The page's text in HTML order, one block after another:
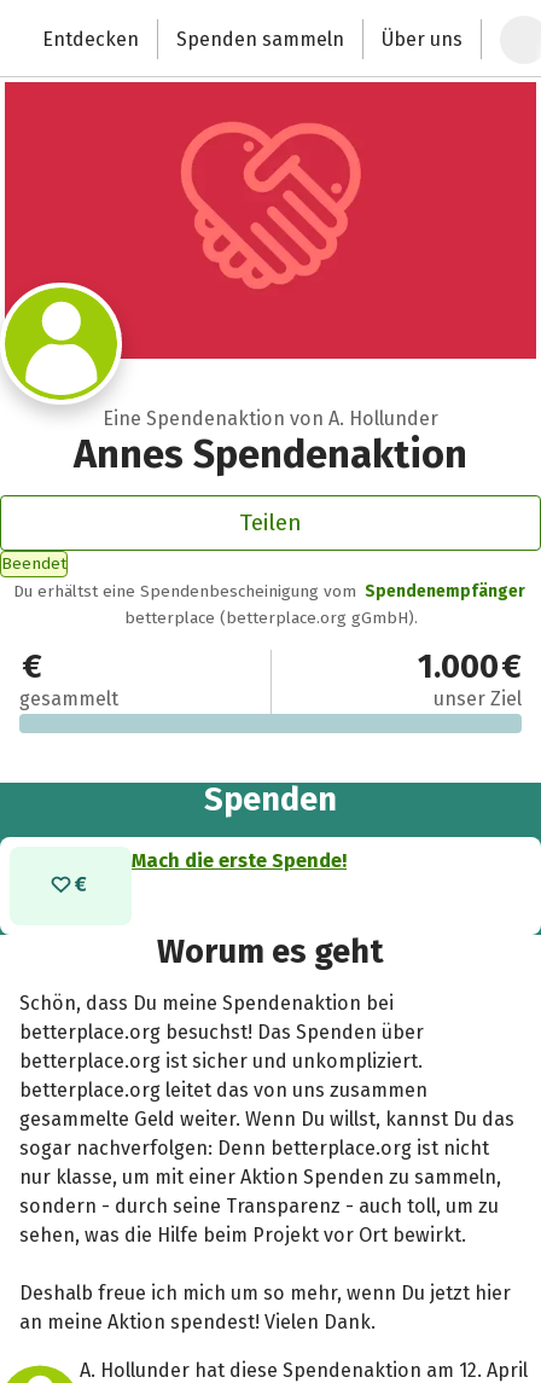
Deutschlands größte Spendenplattform
Entdecken Spenden sammeln Über uns
Eine Spendenaktion von A. Hollunder
Annes Spendenaktion
Teilen
Beendet
Du erhältst eine Spendenbescheinigung vom Spendenempfänger
betterplace (betterplace.org gGmbH).
0 €
gesammelt
1.000 €
unser Ziel
Spenden
Mach die erste Spende!
Worum es geht
Schön, dass Du meine Spendenaktion bei
betterplace.org besuchst! Das Spenden über
betterplace.org ist sicher und unkompliziert.
betterplace.org leitet das von uns zusammen
gesammelte Geld weiter. Wenn Du willst, kannst Du das
sogar nachverfolgen: Denn betterplace.org ist nicht
nur klasse, um mit einer Aktion Spenden zu sammeln,
sondern - durch seine Transparenz - auch toll, um zu
sehen, was die Hilfe beim Projekt vor Ort bewirkt.
Deshalb freue ich mich um so mehr, wenn Du jetzt hier
an meine Aktion spendest! Vielen Dank.
A. Hollunder hat diese Spendenaktion am 12. April